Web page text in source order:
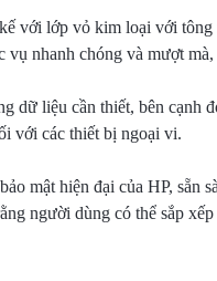
với lớp vỏ kim loại với
nhanh chóng và mượt
liệu cần thiết, bên cạnh
với các thiết bị ngoại vi.
mật hiện đại của HP, sẵn
người dùng có thể sắp